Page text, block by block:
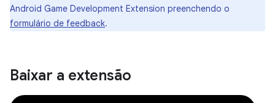
Android Game Development Extension preenchendo o
formulário de feedback.
Baixar a extensão